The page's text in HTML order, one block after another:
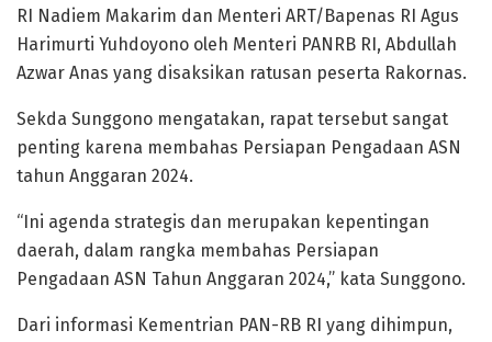
RI Nadiem Makarim dan Menteri ART/Bapenas RI Agus
Harimurti Yuhdoyono oleh Menteri PANRB RI, Abdullah
Azwar Anas yang disaksikan ratusan peserta Rakornas.
Sekda Sunggono mengatakan, rapat tersebut sangat
penting karena membahas Persiapan Pengadaan ASN
tahun Anggaran 2024.
“Ini agenda strategis dan merupakan kepentingan
daerah, dalam rangka membahas Persiapan
Pengadaan ASN Tahun Anggaran 2024,” kata Sunggono.
Dari informasi Kementrian PAN-RB RI yang dihimpun,